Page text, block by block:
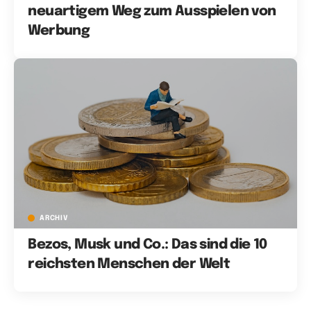
neuartigem Weg zum Ausspielen von
Werbung
ARCHIV
Bezos, Musk und Co.: Das sind die 10
reichsten Menschen der Welt